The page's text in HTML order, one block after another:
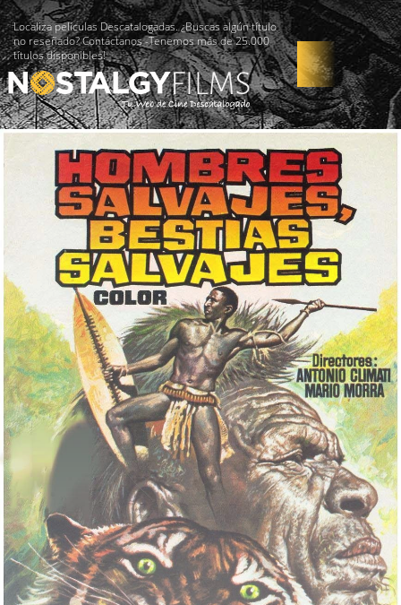
Localiza películas Descatalogadas. ¿Buscas algún título
no reseñado? Contáctanos -Tenemos más de 25.000
títulos disponibles!